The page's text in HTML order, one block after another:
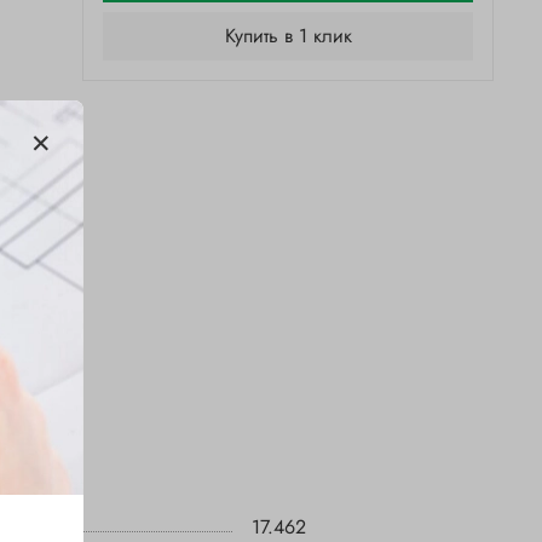
Купить в 1 клик
17.462